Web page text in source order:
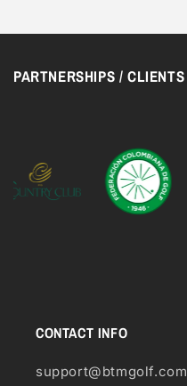
PARTNERSHIPS / CLIENTS
CONTACT INFO
support@btmgolf.com